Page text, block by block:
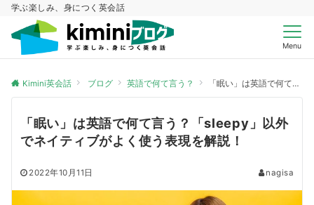
学ぶ楽しみ、身につく英会話
Menu
Kimini英会話 ブログ 英語で何て言う？ 「眠い」は英語で何て言う？「sleepy」以外でネイティブがよく使う表現を解説！
「眠い」は英語で何て言う？「sleepy」以外
でネイティブがよく使う表現を解説！
2022年10月11日 nagisa